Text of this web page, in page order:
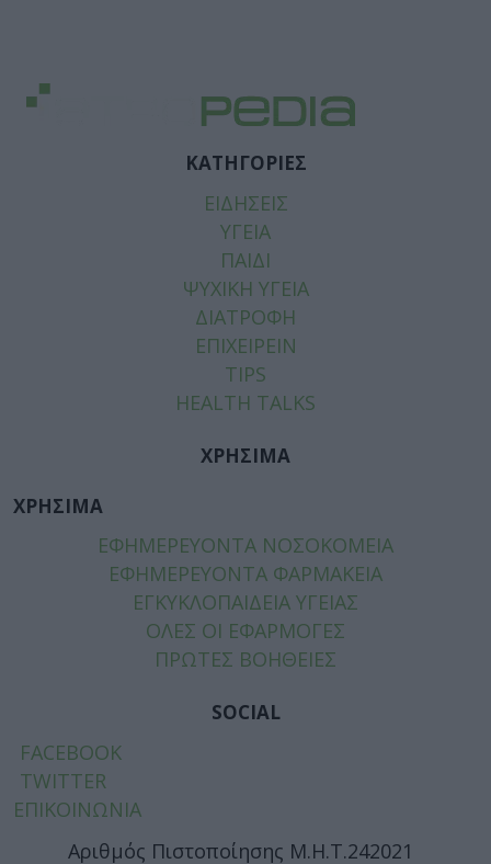
ΚΑΤΗΓΟΡΙΕΣ
ΕΙΔΗΣΕΙΣ
ΥΓΕΙΑ
ΠΑΙΔΙ
ΨΥΧΙΚΗ ΥΓΕΙΑ
ΔΙΑΤΡΟΦΗ
ΕΠΙΧΕΙΡΕΙΝ
TIPS
HEALTH TALKS
ΧΡΗΣΙΜΑ
ΧΡΗΣΙΜΑ
ΕΦΗΜΕΡΕΥΟΝΤΑ ΝΟΣΟΚΟΜΕΙΑ
ΕΦΗΜΕΡΕΥΟΝΤΑ ΦΑΡΜΑΚΕΙΑ
ΕΓΚΥΚΛΟΠΑΙΔΕΙΑ ΥΓΕΙΑΣ
ΟΛΕΣ ΟΙ ΕΦΑΡΜΟΓΕΣ
ΠΡΩΤΕΣ ΒΟΗΘΕΙΕΣ
SOCIAL
FACEBOOK
TWITTER
ΕΠΙΚΟΙΝΩΝΙΑ
Αριθμός Πιστοποίησης Μ.Η.Τ.242021